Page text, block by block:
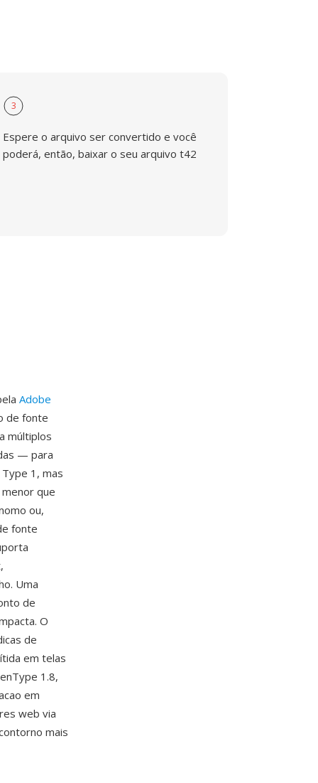
3
Espere o arquivo ser convertido e você
poderá, então, baixar o seu arquivo t42
Adobe
de fonte
múltiplos
— para
1, mas
que
ou,
fonte
Uma
de
O
de
em telas
1.8,
em
web via
mais